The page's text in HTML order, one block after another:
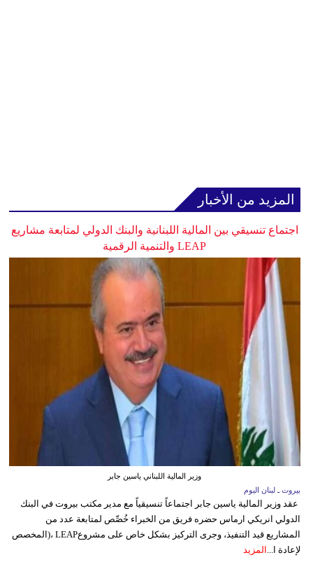
المزيد من الأخبار
اجتماع تنسيقي بين المالية اللبنانية والبنك الدولي لمتابعة مشاريع
LEAP والتنمية الرقمية
وزير المالية اللبناني ياسين جابر
بيروت ـ لبنان اليوم
عقد وزير المالية ياسين جابر اجتماعاً تنسيقياً مع مدير مكتب بيروت في البنك
الدولي انريكي ارماس حضره فريق من الخبراء خُصِّص لمتابعة عدد من
المشاريع قيد التنفيذ، وجرى التركيز بشكل خاص على مشروعLEAP ،(المخصص
لإعادة ا...
المزيد